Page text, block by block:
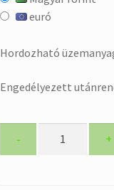
euró
Hordozható
Engedélyezett
- +